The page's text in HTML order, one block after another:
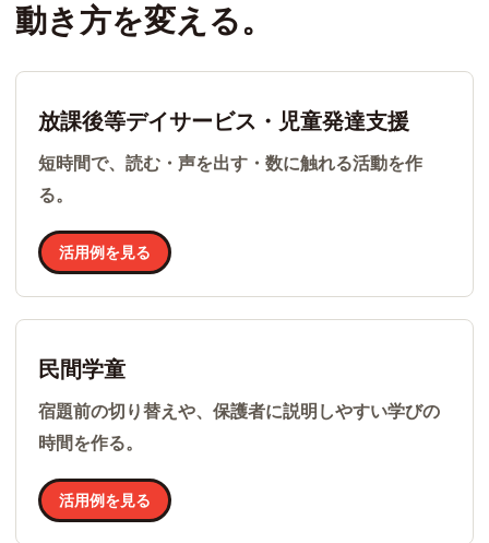
動き方を変える。
放課後等デイサービス・児童発達支援
短時間で、読む・声を出す・数に触れる活動を作
る。
活用例を見る
民間学童
宿題前の切り替えや、保護者に説明しやすい学びの
時間を作る。
活用例を見る